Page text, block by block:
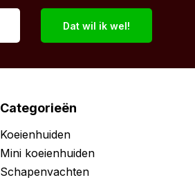
Dat wil ik wel!
Categorieën
Koeienhuiden
Mini koeienhuiden
Schapenvachten